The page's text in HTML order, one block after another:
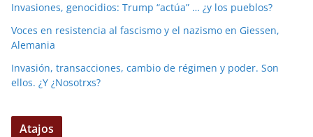
Invasiones, genocidios: Trump “actúa” … ¿y los pueblos?
Voces en resistencia al fascismo y el nazismo en Giessen,
Alemania
Invasión, transacciones, cambio de régimen y poder. Son
ellos. ¿Y ¿Nosotrxs?
Atajos